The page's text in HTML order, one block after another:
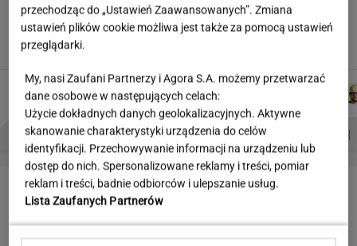
Nowe zdjęcie Johna Goodmana trafiło do
sieci. Aktor schudł 90 kg
Autorzy:
BALCERSKI
DOMINIK
SENKOWSKI
AGNIESZKA
PROBLEMY POLSKICH SIATKARZY ZNAK Z '30' WISŁAWA SZYMBORSKA
LETNIE OKAZJE
przechodząc do „Ustawień Zaawansowanych”. Zmiana
ustawień plików cookie możliwa jest także za pomocą ustawień
przeglądarki.
My, nasi Zaufani Partnerzy i Agora S.A. możemy przetwarzać
dane osobowe w następujących celach:
Użycie dokładnych danych geolokalizacyjnych. Aktywne
skanowanie charakterystyki urządzenia do celów
identyfikacji. Przechowywanie informacji na urządzeniu lub
dostęp do nich. Spersonalizowane reklamy i treści, pomiar
reklam i treści, badnie odbiorców i ulepszanie usług.
Lista Zaufanych Partnerów